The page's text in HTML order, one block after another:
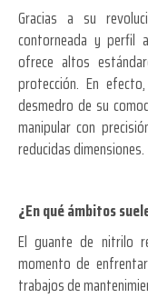
Gracias a su
contorneada y perfil
ofrece altos
protección. En
desmedro de su
manipular con
reducidas dimensiones.
¿En qué ámbitos
El guante de nitrilo
momento de
trabajos de